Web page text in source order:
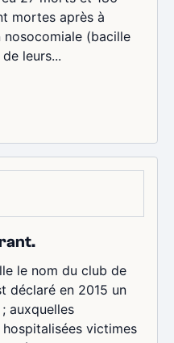
mortes après à
nosocomiale (bacille
leurs...
le nom du club de
déclaré en 2015 un
auxquelles
hospitalisées victimes